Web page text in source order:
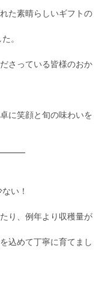
た素晴らしいギフトの
。
さっている皆様のおか
に笑顔と旬の味わいを
い！
り、例年より収穫量が
込めて丁寧に育てまし